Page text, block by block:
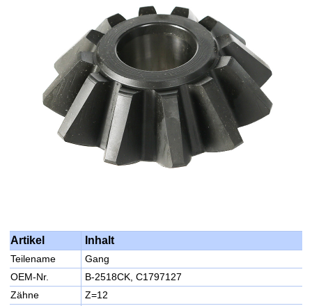
Artikel Inhalt
Teilename
Gang
OEM-Nr.
B-2518CK, C1797127
Zähne
Z=12